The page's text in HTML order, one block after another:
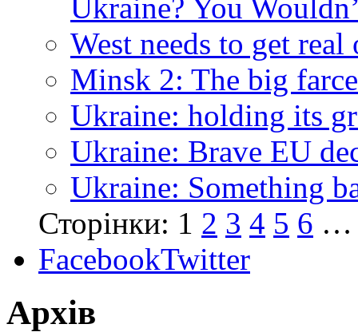
Ukraine? You
West needs to get
Minsk 2: The big
Ukraine: holding its
Ukraine: Brave EU
Ukraine: Something
Сторінки: 1 2 3 4 5 6 …
FacebookTwitter
Архів